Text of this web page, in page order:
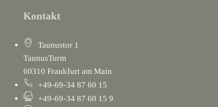
Kontakt
Taunustor 1
TaunusTurm
60310 Frankfurt am Main
+49-69-34 87 60 15
+49-69-34 87 60 15 9